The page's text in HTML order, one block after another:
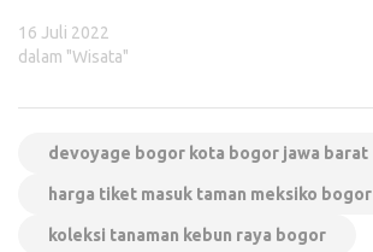
16 Juli 2022
dalam "Wisata"
devoyage bogor kota bogor jawa barat
harga tiket masuk taman meksiko bogor
koleksi tanaman kebun raya bogor